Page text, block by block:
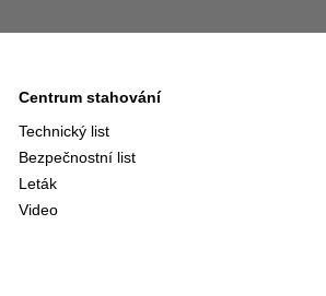
Centrum stahování
Technický list
Bezpečnostní list
Leták
Video